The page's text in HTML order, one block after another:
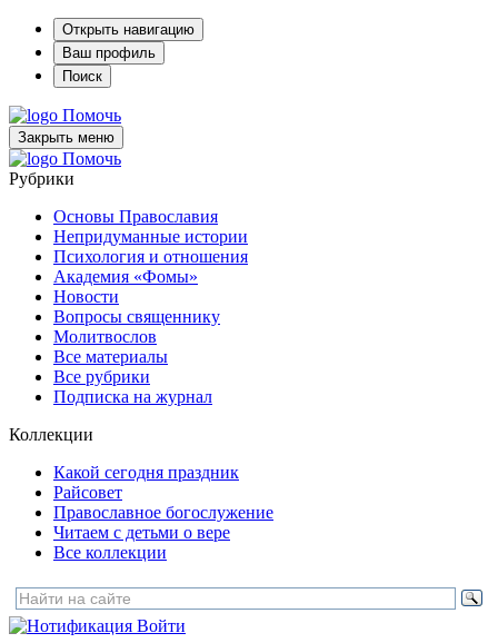
Открыть навигацию
Ваш профиль
Поиск
Помочь
Закрыть меню
Помочь
Рубрики
Основы Православия
Непридуманные истории
Психология и отношения
Академия «Фомы»
Новости
Вопросы священнику
Молитвослов
Все материалы
Все рубрики
Подписка на журнал
Коллекции
Какой сегодня праздник
Райсовет
Православное богослужение
Читаем с детьми о вере
Все коллекции
Войти